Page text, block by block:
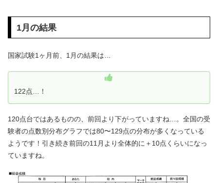
1月の結果
国家試験1ヶ月前、1月の結果は…
122点…！
120点台ではあるものの、前回より下がっていますね…。全国の受
験者の点数別分布グラフでは80〜129点の分布が多くなっている
ようです！引き続き前回の11月より全体的に＋10点くらいになっ
ていますね。